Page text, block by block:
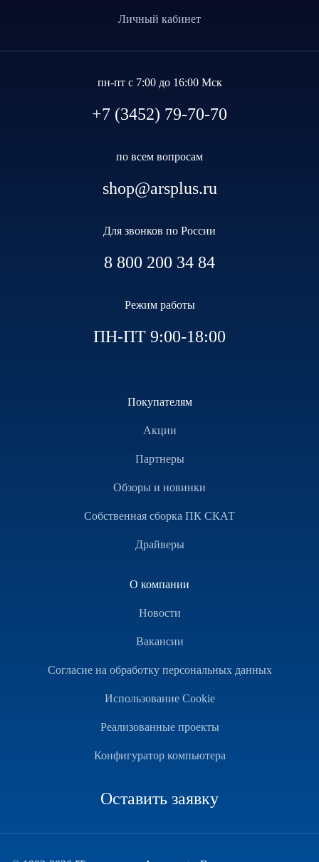
Личный кабинет
пн-пт с 7:00 до 16:00 Мск
+7 (3452) 79-70-70
по всем вопросам
shop@arsplus.ru
Для звонков по России
8 800 200 34 84
Режим работы
ПН-ПТ 9:00-18:00
Покупателям
Акции
Партнеры
Обзоры и новинки
Собственная сборка ПК СКАТ
Драйверы
О компании
Новости
Вакансии
Согласие на обработку персональных данных
Использование Cookie
Реализованные проекты
Конфигуратор компьютера
Оставить заявку